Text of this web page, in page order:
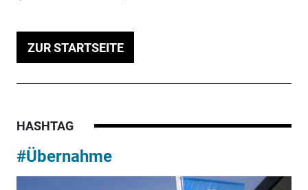
ZUR STARTSEITE
HASHTAG
#Übernahme